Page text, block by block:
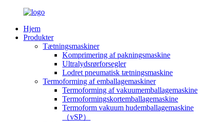
Hjem
Produkter
Tætningsmaskiner
Komprimering af pakningsmaskine
Ultralydsrørforsegler
Lodret pneumatisk tætningsmaskine
Termoforming af emballagemaskiner
Termoforming af vakuumemballagemaskine
Termoformingskortemballagemaskine
Termoform vakuum hudemballagemaskine
（vSP）